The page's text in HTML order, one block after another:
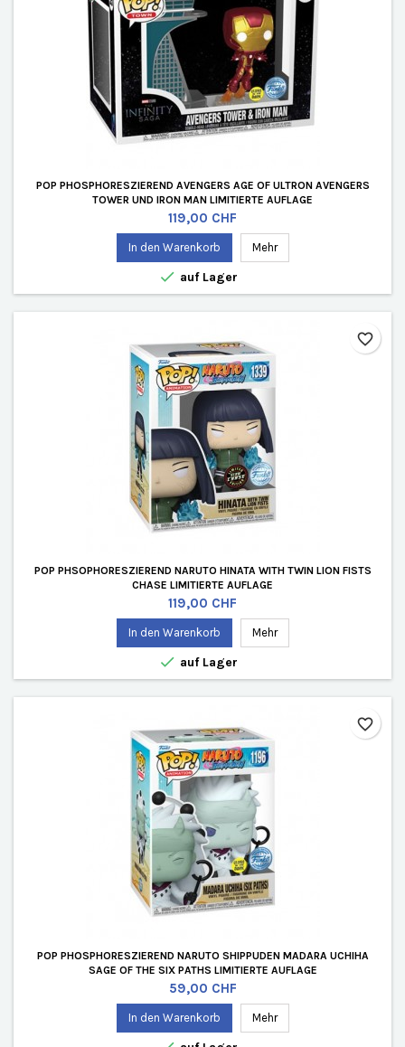
POP PHOSPHORESZIEREND AVENGERS AGE OF ULTRON AVENGERS
TOWER UND IRON MAN LIMITIERTE AUFLAGE
Preis
119,00 CHF
In den Warenkorb Mehr
 auf Lager
POP PHSOPHORESZIEREND NARUTO HINATA WITH TWIN LION FISTS
CHASE LIMITIERTE AUFLAGE
Preis
119,00 CHF
In den Warenkorb Mehr
 auf Lager
favorite_border
POP PHOSPHORESZIEREND NARUTO SHIPPUDEN MADARA UCHIHA
SAGE OF THE SIX PATHS LIMITIERTE AUFLAGE
Preis
59,00 CHF
In den Warenkorb Mehr
favorite_border